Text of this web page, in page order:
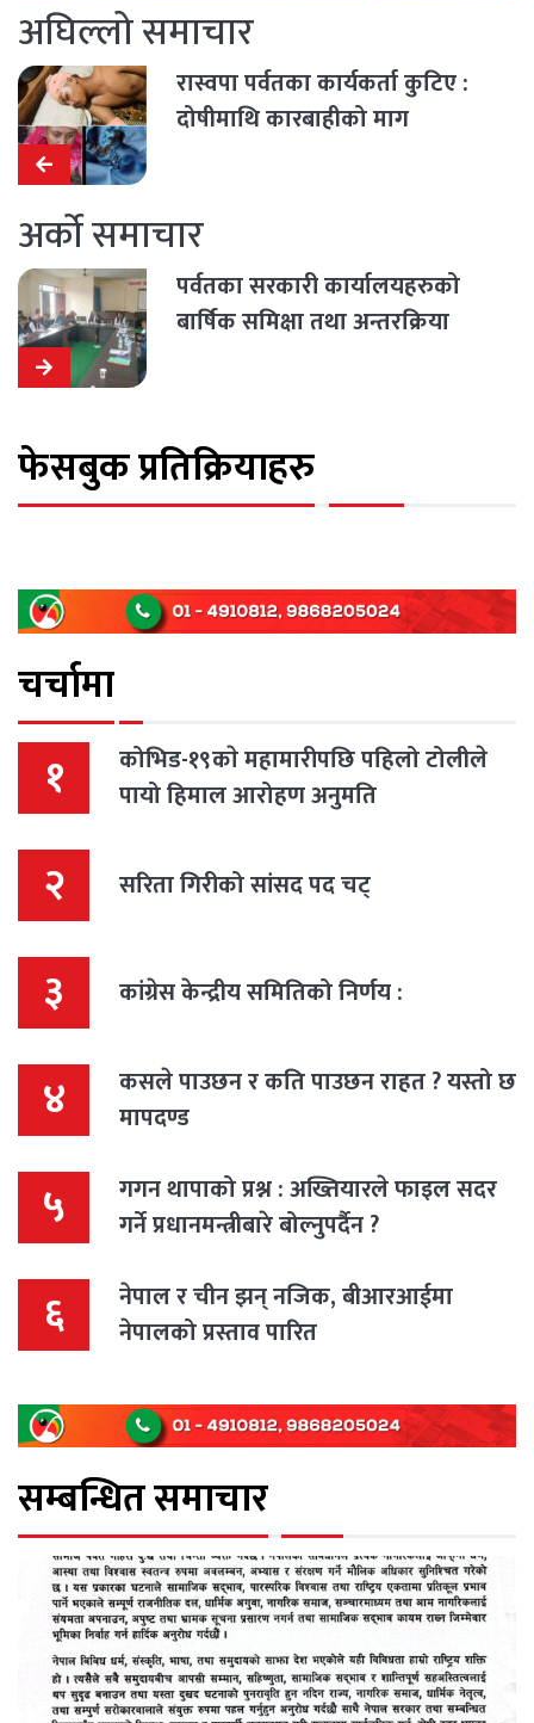
अघिल्लो समाचार
रास्वपा पर्वतका कार्यकर्ता कुटिए :
दोषीमाथि कारबाहीको माग
अर्को समाचार
पर्वतका सरकारी कार्यालयहरुको
बार्षिक समिक्षा तथा अन्तरक्रिया
फेसबुक प्रतिक्रियाहरु
चर्चामा
१
कोभिड-१९काे महामारीपछि पहिलो टोलीले
पायो हिमाल आरोहण अनुमति
२ सरिता गिरीको सांसद पद चट्
३ कांग्रेस केन्द्रीय समितिको निर्णय :
४
कसले पाउछन र कति पाउछन राहत ? यस्तो छ
मापदण्ड
५
गगन थापाको प्रश्न : अख्तियारले फाइल सदर
गर्ने प्रधानमन्त्रीबारे बोल्नुपर्दैन ?
६
नेपाल र चीन झन् नजिक, बीआरआईमा
नेपालको प्रस्ताव पारित
सम्बन्धित समाचार